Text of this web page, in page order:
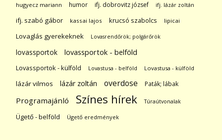
hugyecz mariann humor ifj. dobrovitz józsef ifj. lázár zoltán
ifj. szabó gábor kassai lajos krucsó szabolcs lipicai
Lovaglás gyerekeknek Lovasrendőrök; polgárőrök
lovassportok lovassportok - belföld
Lovassportok - külföld Lovastusa - belföld Lovastusa - külföld
lázár vilmos lázár zoltán overdose Paták; lábak
Programajánló Színes hírek Túraútvonalak
Ügető - belföld Ügető eredmények